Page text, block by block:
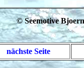
© Seemotive
nächste Seite